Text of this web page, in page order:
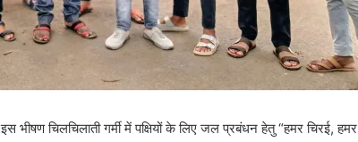
इस भीषण चिलचिलाती गर्मी में पक्षियों के लिए जल प्रबंधन हेतु “हमर चिरई, हमर